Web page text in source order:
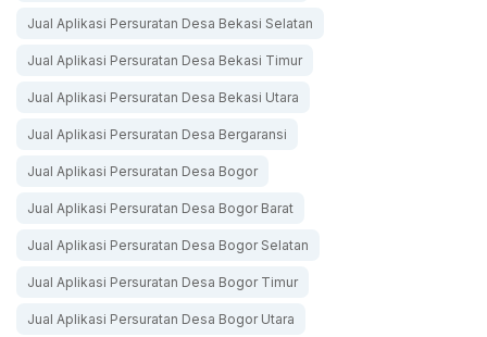
Jual Aplikasi Persuratan Desa Bekasi Selatan
Jual Aplikasi Persuratan Desa Bekasi Timur
Jual Aplikasi Persuratan Desa Bekasi Utara
Jual Aplikasi Persuratan Desa Bergaransi
Jual Aplikasi Persuratan Desa Bogor
Jual Aplikasi Persuratan Desa Bogor Barat
Jual Aplikasi Persuratan Desa Bogor Selatan
Jual Aplikasi Persuratan Desa Bogor Timur
Jual Aplikasi Persuratan Desa Bogor Utara